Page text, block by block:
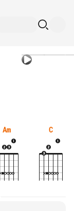
Am C